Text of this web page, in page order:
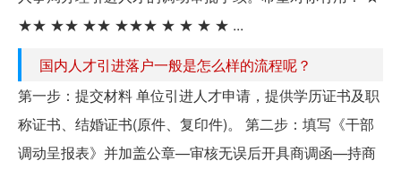
★★ ★★ ★★ ★★★ ★ ★ ★ ★ ...
国内人才引进落户一般是怎么样的流程呢？
第一步：提交材料 单位引进人才申请，提供学历证书及职
称证书、结婚证书(原件、复印件)。 第二步：填写《干部
调动呈报表》并加盖公章—审核无误后开具商调函—持商